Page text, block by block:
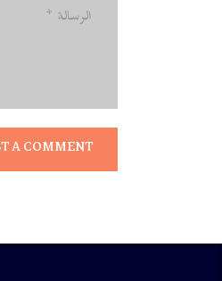
A COMMENT